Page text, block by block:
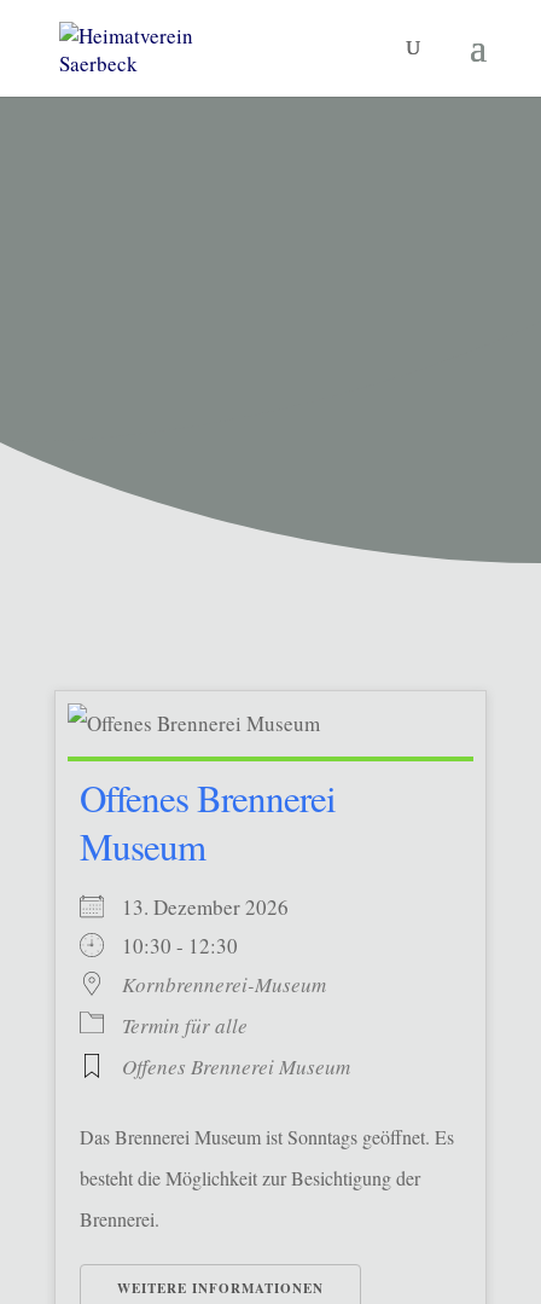
Offenes Brennerei
Museum
13. Dezember 2026
10:30 - 12:30
Kornbrennerei-Museum
Termin für alle
Offenes Brennerei Museum
Das Brennerei Museum ist Sonntags geöffnet. Es
besteht die Möglichkeit zur Besichtigung der
Brennerei.
WEITERE INFORMATIONEN